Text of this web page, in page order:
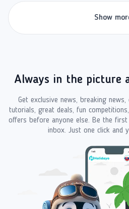
Show
Always in the picture
Get exclusive news, breaking
tutorials, great deals, fun
offers before anyone else. Be the
inbox. Just one click and